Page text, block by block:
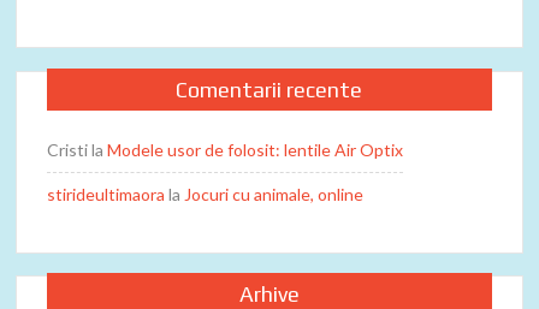
Comentarii recente
CristilaModele usor de folosit: lentile Air Optix
stirideultimaora la Jocuri cu animale, online
Arhive